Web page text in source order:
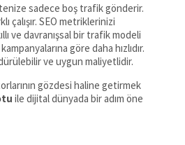
sadece boş trafik gönderir.
çalışır. SEO metriklerinizi
ve davranışsal bir trafik modeli
göre daha hızlıdır.
ve uygun maliyetlidir.
gözdesi haline getirmek
ile dijital dünyada bir adım öne